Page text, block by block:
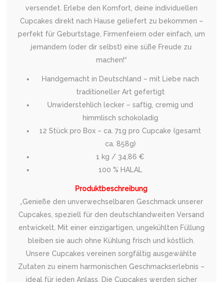
versendet. Erlebe den Komfort, deine individuellen
Cupcakes direkt nach Hause geliefert zu bekommen –
perfekt für Geburtstage, Firmenfeiern oder einfach, um
jemandem (oder dir selbst) eine süße Freude zu
machen!“
Handgemacht in Deutschland – mit Liebe nach
traditioneller Art gefertigt
Unwiderstehlich lecker – saftig, cremig und
himmlisch schokoladig
12 Stück pro Box – ca. 71g pro Cupcake (gesamt
ca. 858g)
1 kg / 34,86 €
100 % HALAL
Produktbeschreibung
„Genieße den unverwechselbaren Geschmack unserer
Cupcakes, speziell für den deutschlandweiten Versand
entwickelt. Mit einer einzigartigen, ungekühlten Füllung
bleiben sie auch ohne Kühlung frisch und köstlich.
Unsere Cupcakes vereinen sorgfältig ausgewählte
Zutaten zu einem harmonischen Geschmackserlebnis –
ideal für jeden Anlass. Die Cupcakes werden sicher